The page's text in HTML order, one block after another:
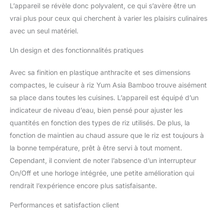
D'ÉPAISSEUR - avec des
lignes de mesure de riz
poignées de levage
faciles pour une cuisson
une finition durable et
durable. Comprend un
manuel d'instructions,
un panier vapeur, une
tasse à mesurer, une
spatule à riz et une
louche à soupe. OÙ LE
STYLE ET LA FONCTION
SE RENCONTRENT
Écran LED blanc glacé
moderne avec panneau
de conception coréenne
L’appareil se révèle donc polyvalent, ce qui s’avère être un
vrai plus pour ceux qui cherchent à varier les plaisirs culinaires
avec un seul matériel.
Un design et des fonctionnalités pratiques
Avec sa finition en plastique anthracite et ses dimensions
compactes, le cuiseur à riz Yum Asia Bamboo trouve aisément
sa place dans toutes les cuisines. L’appareil est équipé d’un
indicateur de niveau d’eau, bien pensé pour ajuster les
quantités en fonction des types de riz utilisés. De plus, la
fonction de maintien au chaud assure que le riz est toujours à
la bonne température, prêt à être servi à tout moment.
Cependant, il convient de noter l’absence d’un interrupteur
On/Off et une horloge intégrée, une petite amélioration qui
rendrait l’expérience encore plus satisfaisante.
Performances et satisfaction client